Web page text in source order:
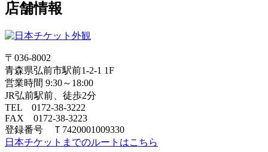
店舗情報
〒036-8002
青森県弘前市駅前1-2-1 1F
営業時間 9:30～18:00
JR弘前駅前、徒歩2分
TEL 0172-38-3222
FAX 0172-38-3223
登録番号 Ｔ7420001009330
日本チケットまでのルートはこちら